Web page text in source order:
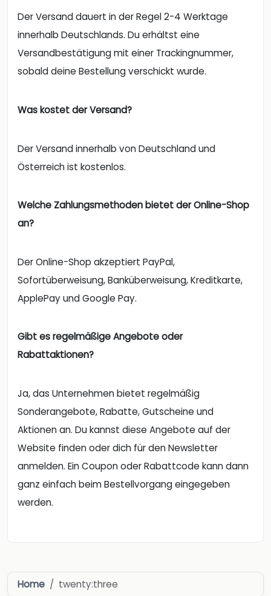
Der Versand dauert in der Regel 2-4 Werktage
innerhalb Deutschlands. Du erhältst eine
Versandbestätigung mit einer Trackingnummer,
sobald deine Bestellung verschickt wurde.
Was kostet der Versand?
Der Versand innerhalb von Deutschland und
Österreich ist kostenlos.
Welche Zahlungsmethoden bietet der Online-Shop
an?
Der Online-Shop akzeptiert PayPal,
Sofortüberweisung, Banküberweisung, Kreditkarte,
ApplePay und Google Pay.
Gibt es regelmäßige Angebote oder
Rabattaktionen?
Ja, das Unternehmen bietet regelmäßig
Sonderangebote, Rabatte, Gutscheine und
Aktionen an. Du kannst diese Angebote auf der
Website finden oder dich für den Newsletter
anmelden. Ein Coupon oder Rabattcode kann dann
ganz einfach beim Bestellvorgang eingegeben
werden.
Home twenty:three